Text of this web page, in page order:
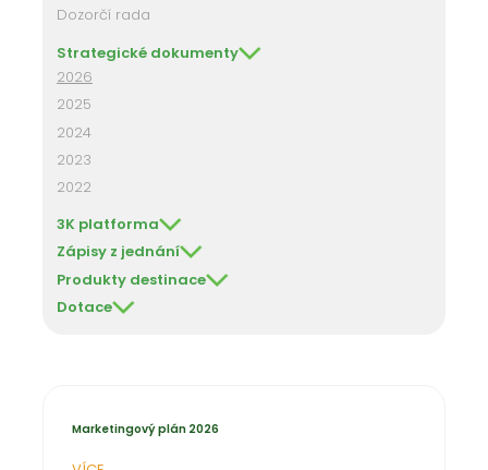
Dozorčí rada
Strategické dokumenty
2026
2025
2024
2023
2022
3K platforma
Zápisy z jednání
Produkty destinace
Dotace
Marketingový plán 2026